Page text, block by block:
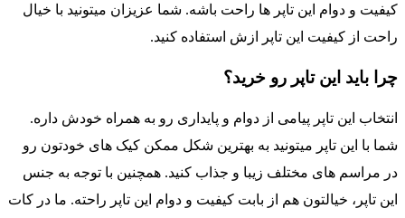
کیفیت و دوام این تاپر ها راحت باشه. شما عزیزان میتونید با خیال
راحت از کیفیت این تاپر ازش استفاده کنید.
چرا باید این تاپر رو خرید؟
انتخاب این تاپر پیامی از دوام و پایداری رو به همراه خودش داره.
شما با این تاپر میتونید به بهترین شکل ممکن کیک های خودتون رو
در مراسم های مختلف زیبا و جذاب کنید. همچنین با توجه به جنس
این تاپر، خیالتون هم از بابت کیفیت و دوام این تاپر راحته. ما در کات